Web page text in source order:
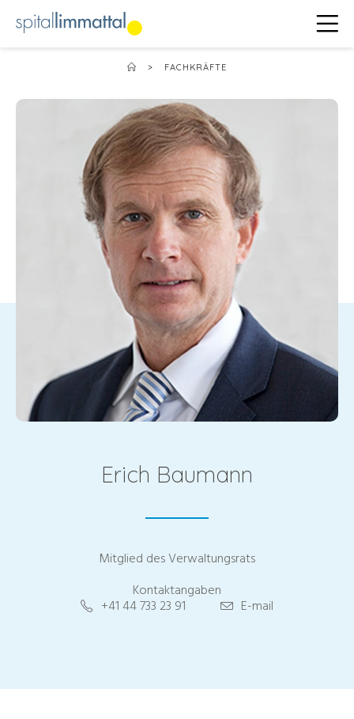
> FACHKRÄFTE
Erich Baumann
Mitglied des Verwaltungsrats
Kontaktangaben
+41 44 733 23 91 E-mail